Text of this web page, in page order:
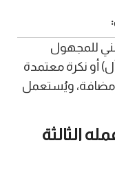
للمجهول
أو نكرة معتمدة
مضافة، ويُستعمل
الثالثة